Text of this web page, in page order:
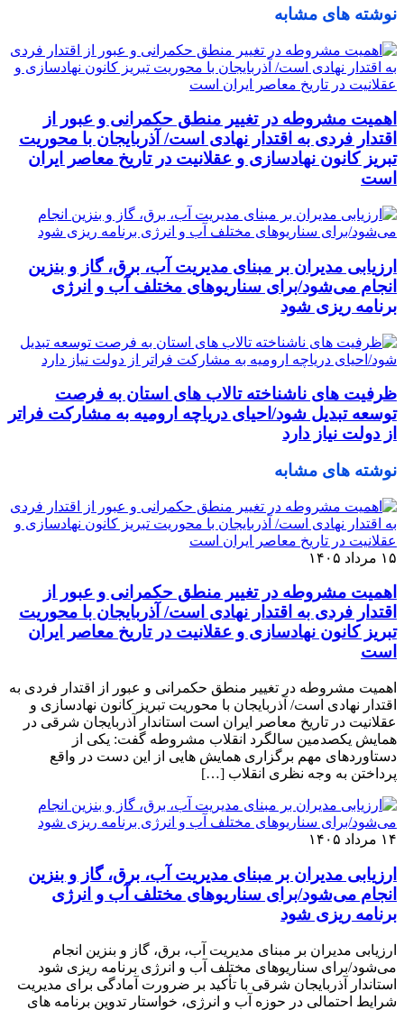
نوشته های مشابه
اهمیت مشروطه در تغییر منطق حکمرانی و عبور از
اقتدار فردی به اقتدار نهادی است/ آذربایجان با محوریت
تبریز کانون نهادسازی و عقلانیت در تاریخ معاصر ایران
است
ارزیابی مدیران بر مبنای مدیریت آب، برق، گاز و بنزین
انجام می‌شود/برای سناریوهای مختلف آب و انرژی
برنامه ‌ریزی شود
ظرفیت‌ های ناشناخته تالاب‌ های استان به فرصت
توسعه تبدیل شود/احیای دریاچه ارومیه به مشارکت فراتر
از دولت نیاز دارد
نوشته های مشابه
۱۵ مرداد ۱۴۰۵
اهمیت مشروطه در تغییر منطق حکمرانی و عبور از
اقتدار فردی به اقتدار نهادی است/ آذربایجان با محوریت
تبریز کانون نهادسازی و عقلانیت در تاریخ معاصر ایران
است
اهمیت مشروطه در تغییر منطق حکمرانی و عبور از اقتدار فردی به
اقتدار نهادی است/ آذربایجان با محوریت تبریز کانون نهادسازی و
عقلانیت در تاریخ معاصر ایران است استاندار آذربایجان شرقی در
همایش یکصدمین سالگرد انقلاب مشروطه گفت: یکی از
دستاوردهای مهم برگزاری همایش هایی از این دست در واقع
پرداختن به وجه نظری انقلاب […]
۱۴ مرداد ۱۴۰۵
ارزیابی مدیران بر مبنای مدیریت آب، برق، گاز و بنزین
انجام می‌شود/برای سناریوهای مختلف آب و انرژی
برنامه ‌ریزی شود
ارزیابی مدیران بر مبنای مدیریت آب، برق، گاز و بنزین انجام
می‌شود/برای سناریوهای مختلف آب و انرژی برنامه ‌ریزی شود
استاندار آذربایجان شرقی با تأکید بر ضرورت آمادگی برای مدیریت
شرایط احتمالی در حوزه آب و انرژی، خواستار تدوین برنامه ‌های